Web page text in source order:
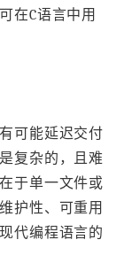
在C语言中用
可能延迟交付
复杂的，且难
于单一文件或
护性、可重用
代编程语言的